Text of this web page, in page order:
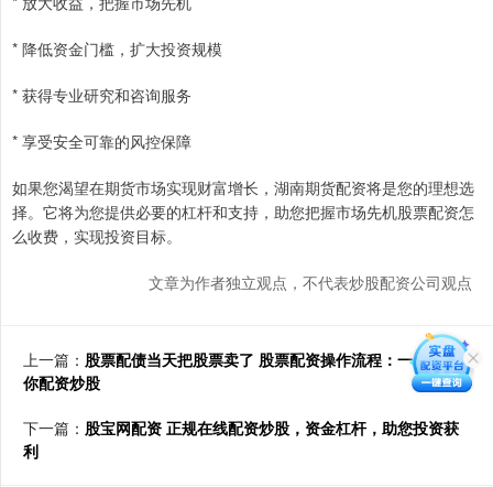
* 降低资金门槛，扩大投资规模
* 获得专业研究和咨询服务
* 享受安全可靠的风控保障
如果您渴望在期货市场实现财富增长，湖南期货配资将是您的理想选
择。它将为您提供必要的杠杆和支持，助您把握市场先机股票配资怎
么收费，实现投资目标。
文章为作者独立观点，不代表炒股配资公司观点
上一篇： 股票配债当天把股票卖了 股票配资操作流程：一步步教
你配资炒股
下一篇： 股宝网配资 正规在线配资炒股，资金杠杆，助您投资获
利